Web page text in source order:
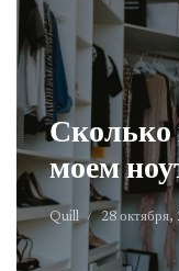
Сколько
моем
Quill 28 октября,